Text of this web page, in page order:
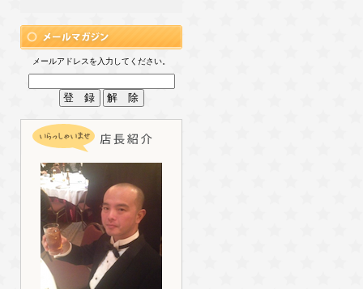
メールアドレスを入力してください。